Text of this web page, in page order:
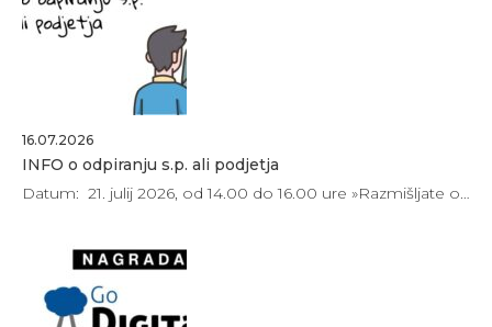
16.07.2026
INFO o odpiranju s.p. ali podjetja
Datum: 21. julij 2026, od 14.00 do 16.00 ure »Razmišljate o…